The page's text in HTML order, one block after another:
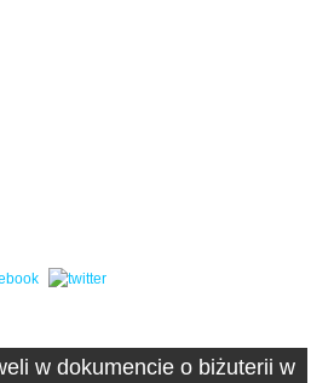
w dokumencie o biżuterii w